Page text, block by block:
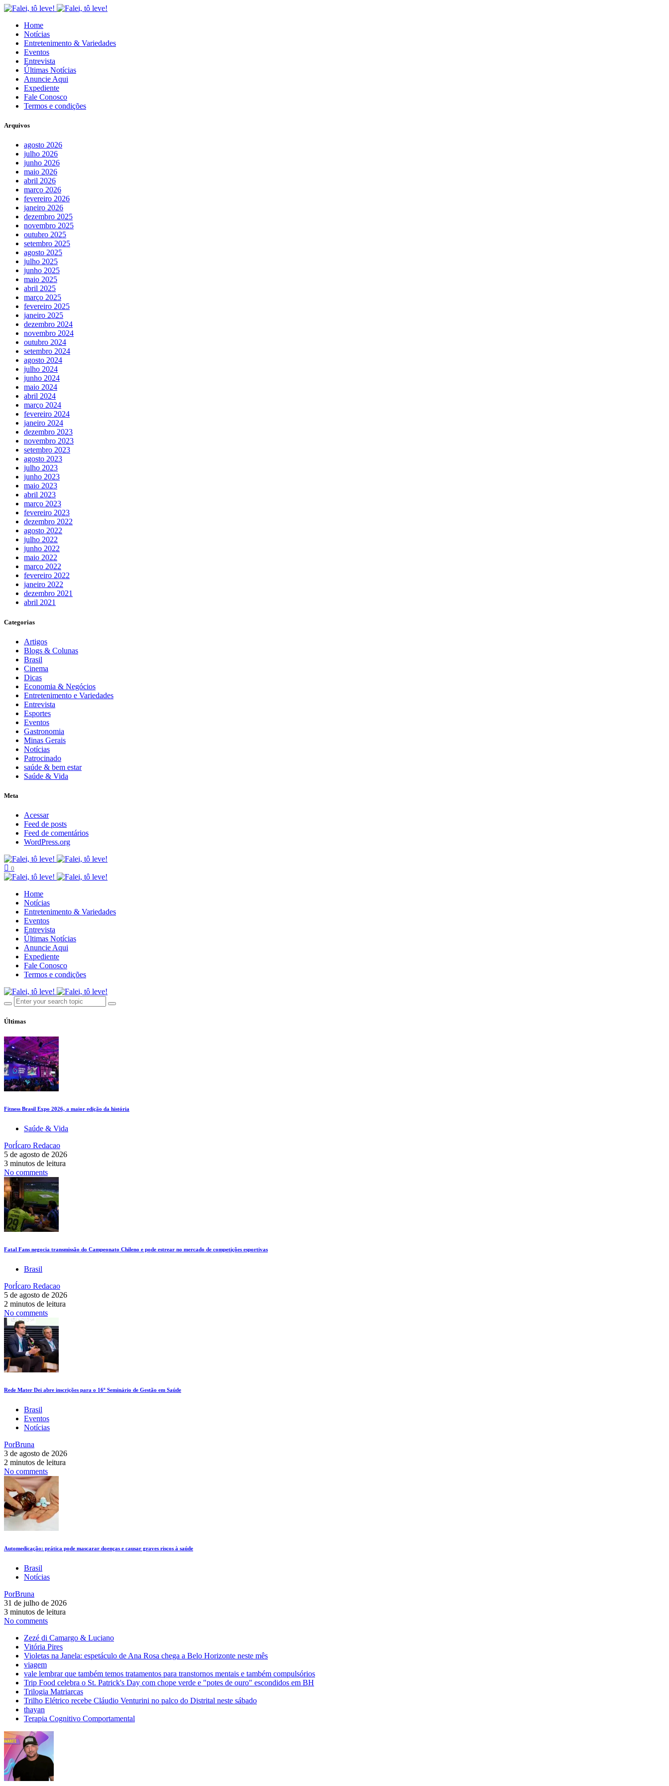
Home
Notícias
Entretenimento & Variedades
Eventos
Entrevista
Últimas Notícias
Anuncie Aqui
Expediente
Fale Conosco
Termos e condições
Arquivos
agosto 2026
julho 2026
junho 2026
maio 2026
abril 2026
março 2026
fevereiro 2026
janeiro 2026
dezembro 2025
novembro 2025
outubro 2025
setembro 2025
agosto 2025
julho 2025
junho 2025
maio 2025
abril 2025
março 2025
fevereiro 2025
janeiro 2025
dezembro 2024
novembro 2024
outubro 2024
setembro 2024
agosto 2024
julho 2024
junho 2024
maio 2024
abril 2024
março 2024
fevereiro 2024
janeiro 2024
dezembro 2023
novembro 2023
setembro 2023
agosto 2023
julho 2023
junho 2023
maio 2023
abril 2023
março 2023
fevereiro 2023
dezembro 2022
agosto 2022
julho 2022
junho 2022
maio 2022
março 2022
fevereiro 2022
janeiro 2022
dezembro 2021
abril 2021
Categorias
Artigos
Blogs & Colunas
Brasil
Cinema
Dicas
Economia & Negócios
Entretenimento e Variedades
Entrevista
Esportes
Eventos
Gastronomia
Minas Gerais
Notícias
Patrocinado
saúde & bem estar
Saúde & Vida
Meta
Acessar
Feed de posts
Feed de comentários
WordPress.org
0
Home
Notícias
Entretenimento & Variedades
Eventos
Entrevista
Últimas Notícias
Anuncie Aqui
Expediente
Fale Conosco
Termos e condições
Últimas
Fitness Brasil Expo 2026, a maior edição da história
Saúde & Vida
PorÍcaro Redacao
5 de agosto de 2026
3 minutos de leitura
No comments
Fatal Fans negocia transmissão do Campeonato Chileno e pode estrear no mercado de competições esportivas
Brasil
PorÍcaro Redacao
5 de agosto de 2026
2 minutos de leitura
No comments
Rede Mater Dei abre inscrições para o 16º Seminário de Gestão em Saúde
Brasil
Eventos
Notícias
PorBruna
3 de agosto de 2026
2 minutos de leitura
No comments
Automedicação: prática pode mascarar doenças e causar graves riscos à saúde
Brasil
Notícias
PorBruna
31 de julho de 2026
3 minutos de leitura
No comments
Zezé di Camargo & Luciano
Vitória Pires
Violetas na Janela: espetáculo de Ana Rosa chega a Belo Horizonte neste mês
viagem
vale lembrar que também temos tratamentos para transtornos mentais e também compulsórios
Trip Food celebra o St. Patrick's Day com chope verde e "potes de ouro" escondidos em BH
Trilogia Matriarcas
Trilho Elétrico recebe Cláudio Venturini no palco do Distrital neste sábado
thayan
Terapia Cognitivo Comportamental